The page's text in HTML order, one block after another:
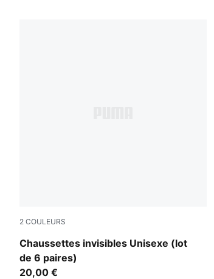
2 COULEURS
Chaussettes invisibles Unisexe (lot
de 6 paires)
white
20,00 €